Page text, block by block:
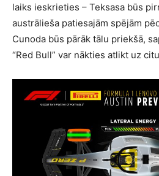
laiks ieskrieties – Teksasa būs
austrālieša patiesajām spējām
Cunoda būs pārāk tālu priekšā,
“Red Bull” var nākties atlikt uz